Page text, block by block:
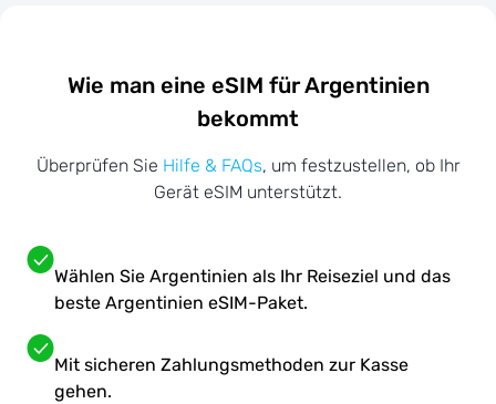
Wie man eine eSIM für Argentinien
bekommt
Überprüfen Sie Hilfe & FAQs, um festzustellen, ob Ihr
Gerät eSIM unterstützt.
Wählen Sie Argentinien als Ihr Reiseziel und das
beste Argentinien eSIM-Paket.
Mit sicheren Zahlungsmethoden zur Kasse
gehen.